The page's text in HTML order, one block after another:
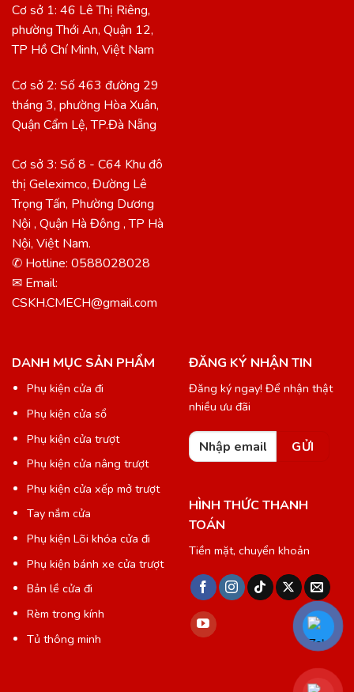
Cơ sở 1: 46 Lê Thị Riêng,
phường Thới An, Quận 12,
TP Hồ Chí Minh, Việt Nam
Cơ sở 2: Số 463 đường 29
tháng 3, phường Hòa Xuân,
Quận Cẩm Lệ, TP.Đà Nẵng
Cơ sở 3: Số 8 - C64 Khu đô
thị Geleximco, Đường Lê
Trọng Tấn, Phường Dương
Nội , Quận Hà Đông , TP Hà
Nội, Việt Nam.
✆ Hotline: 0588028028
✉ Email:
CSKH.CMECH@gmail.com
DANH MỤC SẢN PHẨM
Phụ kiện cửa đi
Phụ kiện cửa sổ
Phụ kiện cửa trượt
Phụ kiện cửa nâng trượt
Phụ kiện cửa xếp mở trượt
Tay nắm cửa
Phụ kiện Lõi khóa cửa đi
Phụ kiện bánh xe cửa trượt
Bản lề cửa đi
Rèm trong kính
Tủ thông minh
ĐĂNG KÝ NHẬN TIN
Đăng ký ngay! Để nhận thật
nhiều ưu đãi
HÌNH THỨC THANH
TOÁN
Tiền mặt, chuyển khoản